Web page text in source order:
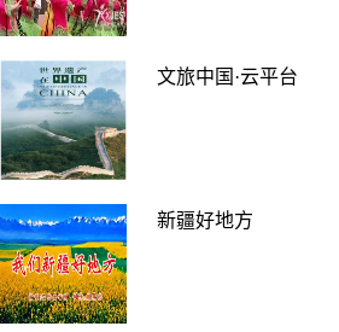
文旅中国·云平台
新疆好地方